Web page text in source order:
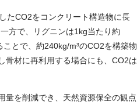
たCO2をコンクリート構造物に長
方で、リグニンは1kg当たり約
とで、約240kg/m³のCO2を構築物
骨材に再利用する場合にも、CO2は
量を削減でき、天然資源保全の観点